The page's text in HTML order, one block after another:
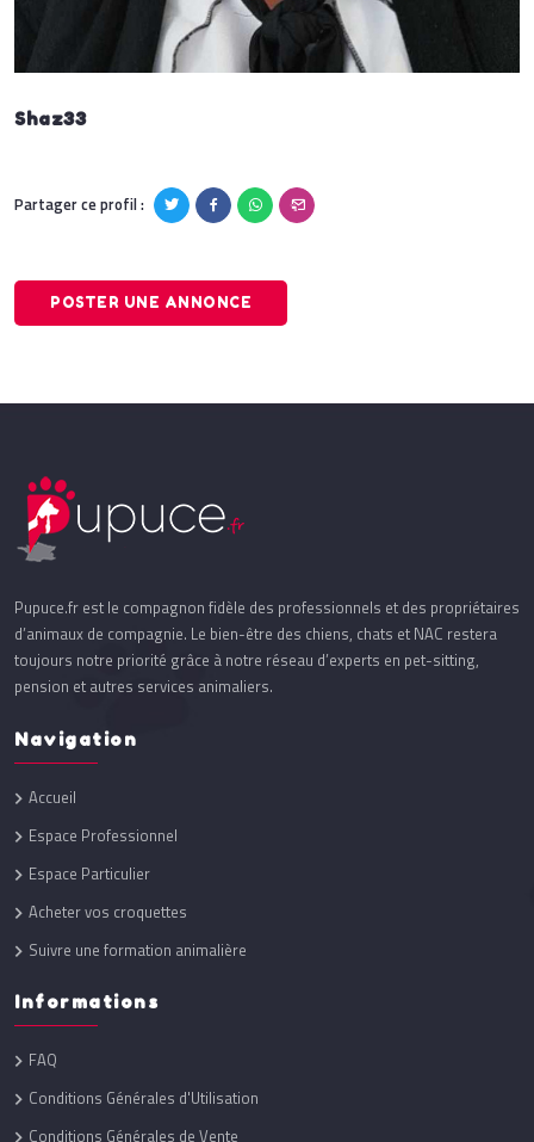
Shaz33
Partager ce profil :
POSTER UNE ANNONCE
Pupuce.fr est le compagnon fidèle des professionnels et des propriétaires
d’animaux de compagnie. Le bien-être des chiens, chats et NAC restera
toujours notre priorité grâce à notre réseau d’experts en pet-sitting,
pension et autres services animaliers.
Navigation
Accueil
Espace Professionnel
Espace Particulier
Acheter vos croquettes
Suivre une formation animalière
Informations
FAQ
Conditions Générales d'Utilisation
Conditions Générales de Vente